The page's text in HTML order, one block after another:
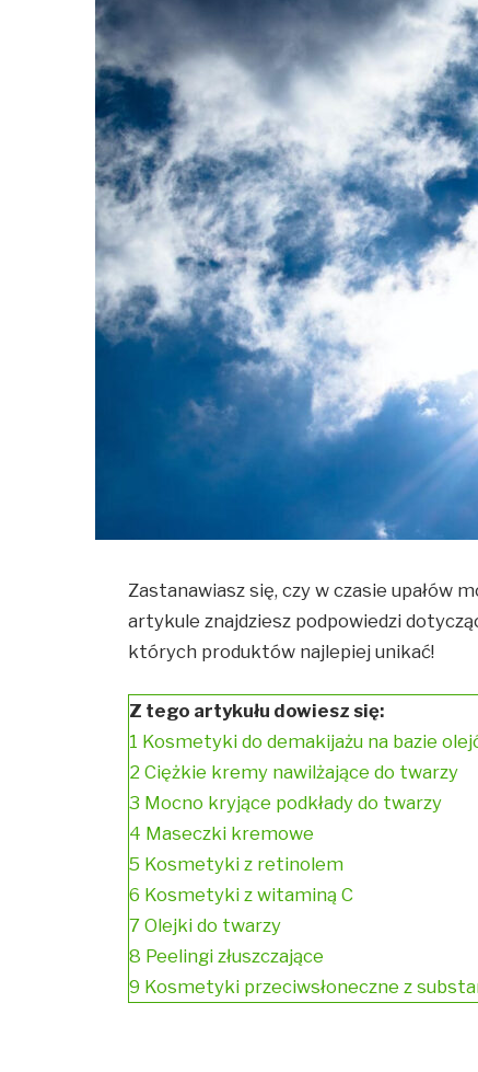
Zastanawiasz się, czy w czasie upałów
artykule znajdziesz podpowiedzi
których produktów najlepiej unikać!
Z tego artykułu dowiesz się:
1 Kosmetyki do demakijażu na bazie
2 Ciężkie kremy nawilżające do twarzy
3 Mocno kryjące podkłady do twarzy
4 Maseczki kremowe
5 Kosmetyki z retinolem
6 Kosmetyki z witaminą C
7 Olejki do twarzy
8 Peelingi złuszczające
9 Kosmetyki przeciwsłoneczne z